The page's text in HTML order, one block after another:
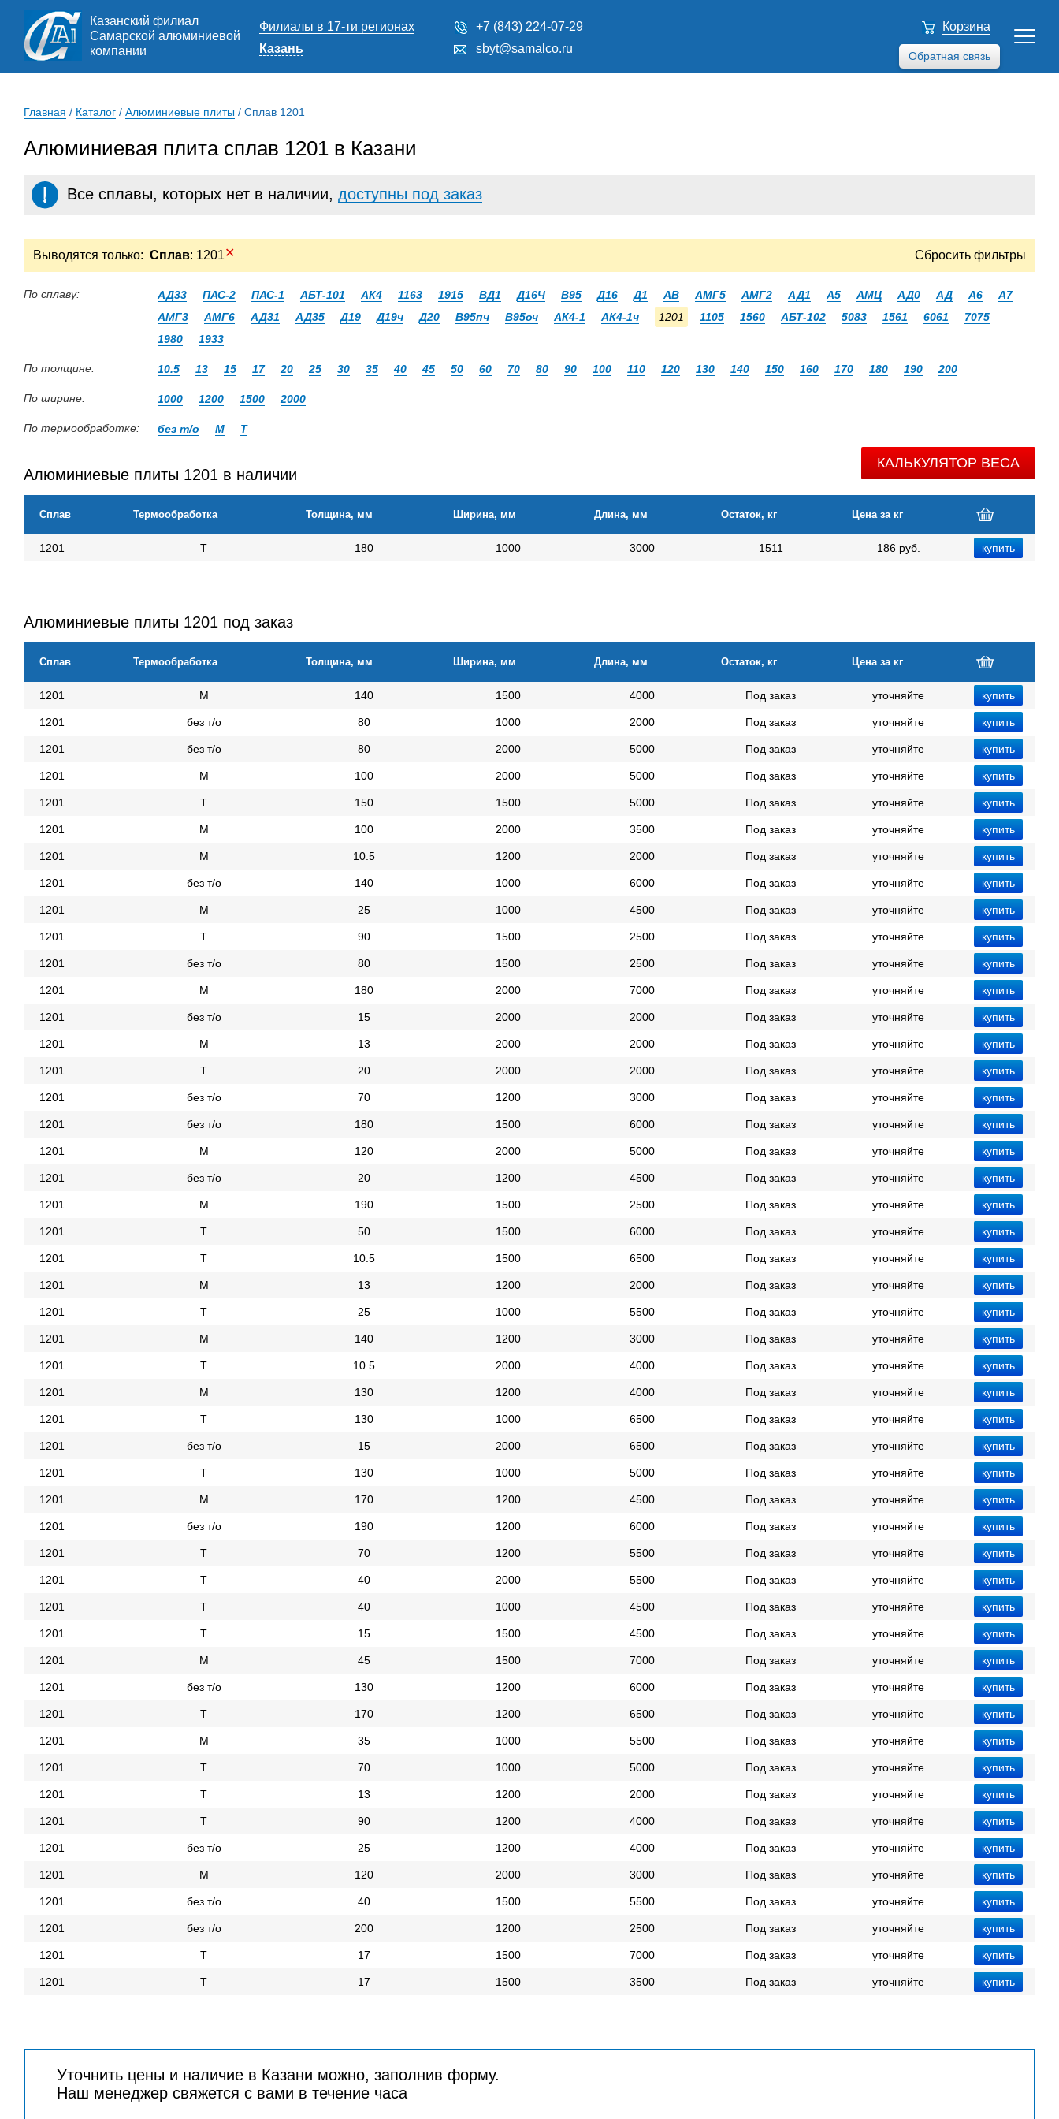
Казанский филиал
Самарской алюминиевой
компании
Филиалы в 17-ти регионах
Казань
+7 (843) 224-07-29
sbyt@samalco.ru
Обратная связь
Корзина
Главная / Каталог / Алюминиевые плиты / Сплав 1201
Алюминиевая плита сплав 1201 в Казани
Все сплавы, которых нет в наличии, доступны под заказ
Выводятся только: Сплав: 1201✕ Сбросить фильтры
По сплаву: АД33 ПАС-2 ПАС-1 АБТ-101 АК4 1163 1915 ВД1 Д16Ч В95 Д16 Д1 АВ АМГ5 АМГ2 АД1 А5 АМЦ АД0 АД А6
А7
АМГ3
АМГ6 АД31 АД35 Д19 Д19ч Д20 В95пч В95оч АК4-1 АК4-1ч 1201 1105 1560 АБТ-102 5083 1561 6061
7075
1980
1933
По толщине: 10.5 13 15 17 20 25 30 35 40 45 50 60 70 80 90 100 110 120 130 140 150 160 170 180 190 200
По ширине: 1000 1200 1500 2000
По термообработке: без т/о М Т
Алюминиевые плиты 1201 в наличии
КАЛЬКУЛЯТОР ВЕСА
Сплав Термообработка Толщина, мм Ширина, мм Длина, мм Остаток, кг Цена за кг
1201 Т 180 1000 3000 1511 186 руб.
Алюминиевые плиты 1201 под заказ
Сплав Термообработка Толщина, мм Ширина, мм Длина, мм Остаток, кг Цена за кг
1201 М 140 1500 4000 Под заказ уточняйте
1201 без т/о 80 1000 2000 Под заказ уточняйте
1201 без т/о 80 2000 5000 Под заказ уточняйте
1201 М 100 2000 5000 Под заказ уточняйте
1201 Т 150 1500 5000 Под заказ уточняйте
1201 М 100 2000 3500 Под заказ уточняйте
1201 М 10.5 1200 2000 Под заказ уточняйте
1201 без т/о 140 1000 6000 Под заказ уточняйте
1201 М 25 1000 4500 Под заказ уточняйте
1201 Т 90 1500 2500 Под заказ уточняйте
1201 без т/о 80 1500 2500 Под заказ уточняйте
1201 М 180 2000 7000 Под заказ уточняйте
1201 без т/о 15 2000 2000 Под заказ уточняйте
1201 М 13 2000 2000 Под заказ уточняйте
1201 Т 20 2000 2000 Под заказ уточняйте
1201 без т/о 70 1200 3000 Под заказ уточняйте
1201 без т/о 180 1500 6000 Под заказ уточняйте
1201 М 120 2000 5000 Под заказ уточняйте
1201 без т/о 20 1200 4500 Под заказ уточняйте
1201 М 190 1500 2500 Под заказ уточняйте
1201 Т 50 1500 6000 Под заказ уточняйте
1201 Т 10.5 1500 6500 Под заказ уточняйте
1201 М 13 1200 2000 Под заказ уточняйте
1201 Т 25 1000 5500 Под заказ уточняйте
1201 М 140 1200 3000 Под заказ уточняйте
1201 Т 10.5 2000 4000 Под заказ уточняйте
1201 М 130 1200 4000 Под заказ уточняйте
1201 Т 130 1000 6500 Под заказ уточняйте
1201 без т/о 15 2000 6500 Под заказ уточняйте
1201 Т 130 1000 5000 Под заказ уточняйте
1201 М 170 1200 4500 Под заказ уточняйте
1201 без т/о 190 1200 6000 Под заказ уточняйте
1201 Т 70 1200 5500 Под заказ уточняйте
1201 Т 40 2000 5500 Под заказ уточняйте
1201 Т 40 1000 4500 Под заказ уточняйте
1201 Т 15 1500 4500 Под заказ уточняйте
1201 М 45 1500 7000 Под заказ уточняйте
1201 без т/о 130 1200 6000 Под заказ уточняйте
1201 Т 170 1200 6500 Под заказ уточняйте
1201 М 35 1000 5500 Под заказ уточняйте
1201 Т 70 1000 5000 Под заказ уточняйте
1201 Т 13 1200 2000 Под заказ уточняйте
1201 Т 90 1200 4000 Под заказ уточняйте
1201 без т/о 25 1200 4000 Под заказ уточняйте
1201 М 120 2000 3000 Под заказ уточняйте
1201 без т/о 40 1500 5500 Под заказ уточняйте
1201 без т/о 200 1200 2500 Под заказ уточняйте
1201 Т 17 1500 7000 Под заказ уточняйте
1201 Т 17 1500 3500 Под заказ уточняйте
Уточнить цены и наличие в Казани можно, заполнив форму.
Наш менеджер свяжется с вами в течение часа